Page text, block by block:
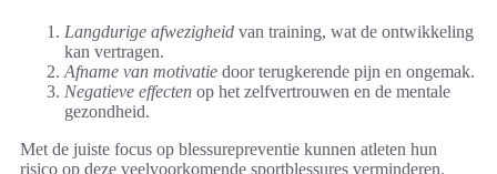
Langdurige afwezigheid van training, wat de ontwikkeling
kan vertragen.
Afname van motivatie door terugkerende pijn en ongemak.
Negatieve effecten op het zelfvertrouwen en de mentale
gezondheid.
Met de juiste focus op blessurepreventie kunnen atleten hun
risico op deze veelvoorkomende sportblessures verminderen,